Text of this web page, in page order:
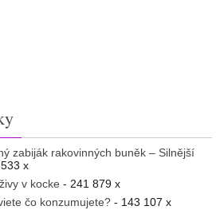
zabiják rakovinných buněk – Silnější
x
v kocke - 241 879 x
čo konzumujete? - 143 107 x